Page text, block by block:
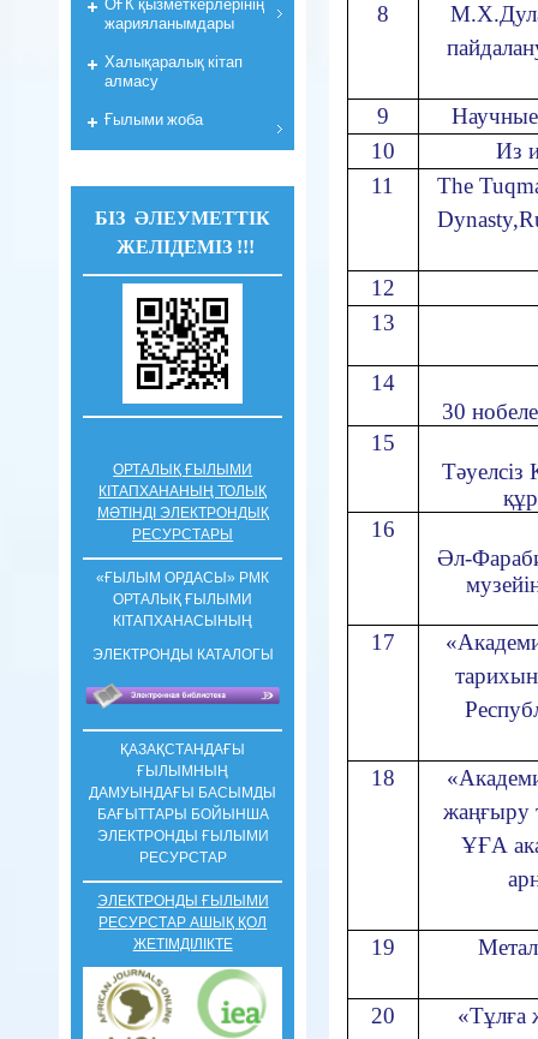
8
9
10
Из
11
The
12
13
14
30
15
Тәуелсіз
16
Әл-
17
18
жаңғыру
ҰҒА
19
20
«Тұлға
жарияланымдары
Халықаралық кітап
алмасу
Ғылыми жоба
БІЗ ӘЛЕУМЕТТІК
ЖЕЛІДЕМІЗ !!!
ОРТАЛЫҚ ҒЫЛЫМИ
КІТАПХАНАНЫҢ ТОЛЫҚ
МӘТІНДІ ЭЛЕКТРОНДЫҚ
РЕСУРСТАРЫ
«ҒЫЛЫМ ОРДАСЫ» РМК
ОРТАЛЫҚ ҒЫЛЫМИ
КIТАПХАНАСЫНЫҢ
ЭЛЕКТРОНДЫ КАТАЛОГЫ
ҚАЗАҚСТАНДАҒЫ
ҒЫЛЫМНЫҢ
ДАМУЫНДАҒЫ БАСЫМДЫ
БАҒЫТТАРЫ БОЙЫНША
ЭЛЕКТРОНДЫ ҒЫЛЫМИ
РЕСУРСТАР
ЭЛЕКТРОНДЫ ҒЫЛЫМИ
РЕСУРСТАР АШЫҚ ҚОЛ
ЖЕТІМДІЛІКТЕ